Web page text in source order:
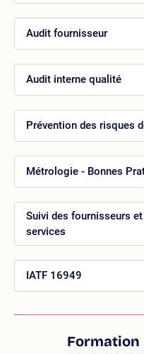
Audit fournisseur
Audit interne qualité
Prévention des risques
Métrologie - Bonnes
Suivi des fournisseurs
services
IATF 16949
Formation